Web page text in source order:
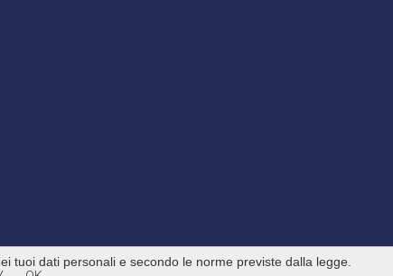
tuoi dati personali e secondo le norme previste dalla legge.